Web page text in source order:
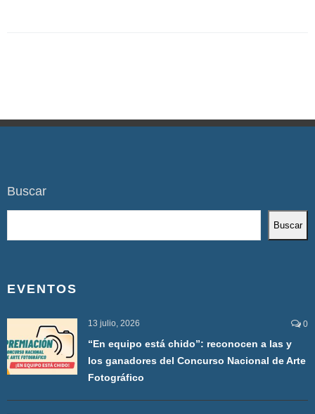
Buscar
Buscar
EVENTOS
13 julio, 2026 0
“En equipo está chido”: reconocen a las y
los ganadores del Concurso Nacional de Arte
Fotográfico